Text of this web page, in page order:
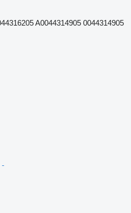
A0044314905 0044314905